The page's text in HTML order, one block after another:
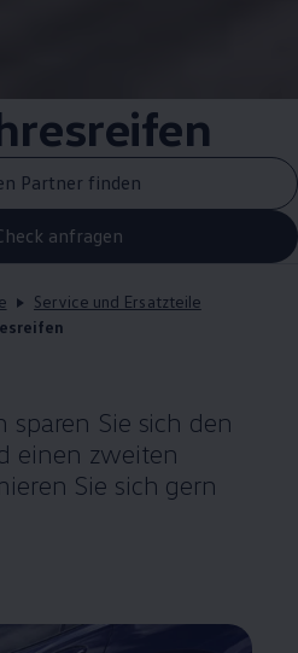
Partner finden
anfragen
Service und Ersatzteile
sparen Sie sich den
einen zweiten
Sie sich gern